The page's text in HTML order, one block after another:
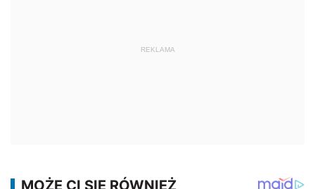
REKLAMA